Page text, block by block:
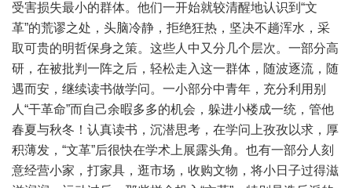
受害损失最小的群体。他们一开始就较清醒地认识到“文
革”的荒谬之处，头脑冷静，拒绝狂热，坚决不趟浑水，采
取可贵的明哲保身之策。这些人中又分几个层次。一部分高
研，在被批判一阵之后，轻松走入这一群体，随波逐流，随
遇而安，继续读书做学问。一小部分中青年，充分利用别
人“干革命”而自己余暇多多的机会，躲进小楼成一统，管他
春夏与秋冬！认真读书，沉潜思考，在学问上孜孜以求，厚
积薄发，“文革”后很快在学术上展露头角。也有一部分人刻
意经营小家，打家具，逛市场，收购文物，将小日子过得滋